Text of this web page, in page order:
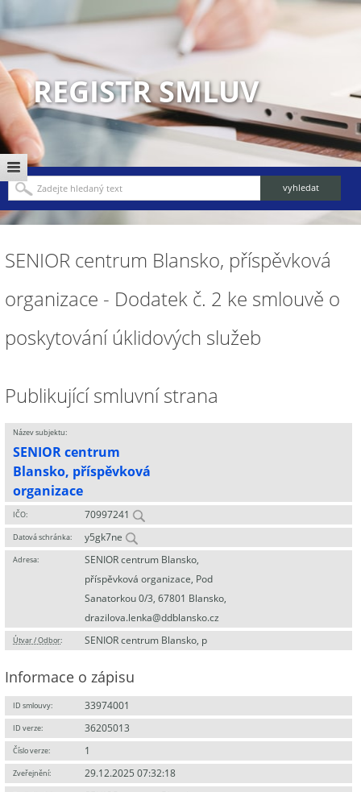
REGISTR SMLUV
SENIOR centrum Blansko, příspěvková
organizace - Dodatek č. 2 ke smlouvě o
poskytování úklidových služeb
Publikující smluvní strana
Název subjektu:
SENIOR centrum
Blansko, příspěvková
organizace
IČO: 70997241
Datová schránka: y5gk7ne
Adresa:
SENIOR centrum Blansko,
příspěvková organizace, Pod
Sanatorkou 0/3, 67801 Blansko,
drazilova.lenka@ddblansko.cz
Útvar / Odbor: SENIOR centrum Blansko, p
Informace o zápisu
ID smlouvy: 33974001
ID verze: 36205013
Číslo verze: 1
Zveřejnění: 29.12.2025 07:32:18